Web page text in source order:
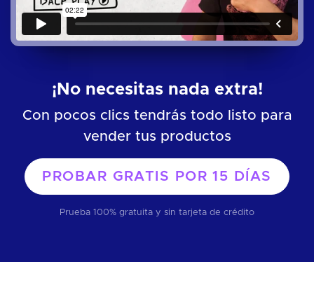
¡No necesitas nada extra!
Con pocos clics tendrás todo listo para
vender tus productos
PROBAR GRATIS POR15 DÍAS
Prueba 100% gratuita y sin tarjeta de crédito